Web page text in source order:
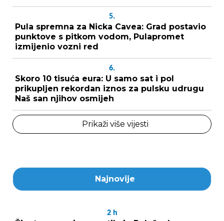
5.
Pula spremna za Nicka Cavea: Grad postavio
punktove s pitkom vodom, Pulapromet
izmijenio vozni red
6.
Skoro 10 tisuća eura: U samo sat i pol
prikupljen rekordan iznos za pulsku udrugu
Naš san njihov osmijeh
Prikaži više vijesti
Najnovije
2 h